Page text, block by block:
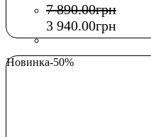
7 890.00грн
3 940.00грн
Новинка-50%